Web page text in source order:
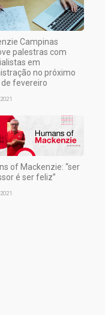
Campinas
palestras com
em
no próximo
de fevereiro
of Mackenzie: “ser
é ser feliz”